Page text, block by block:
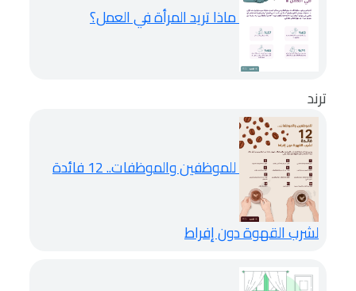
ماذا تريد المرأة في العمل؟
ترند
للموظفين والموظفات.. 12 فائدة
لشرب القهوة دون إفراط